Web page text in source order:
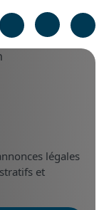
Linked
légales
et